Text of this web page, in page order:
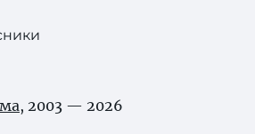
, 2003 — 2026